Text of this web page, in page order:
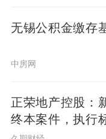
匹配城市封面
登顶，白鹅潭
圈成型 文化地
今年前10月项
面积、套数与金
无锡公积金缴存
中房网
正荣地产控股：
终本案件，执行
4.73亿元